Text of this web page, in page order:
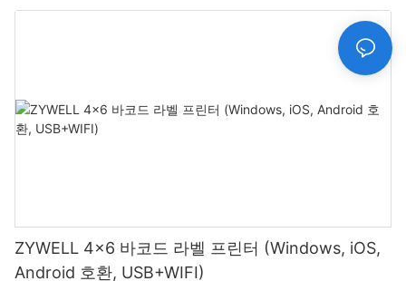
ZYWELL 4x6 바코드 라벨 프린터 (Windows, iOS,
Android 호환, USB+WIFI)